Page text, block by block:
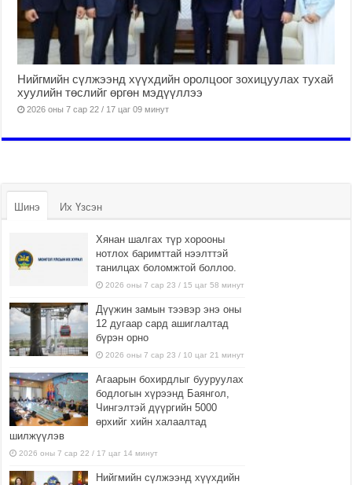
Нийгмийн сүлжээнд хүүхдийн оролцоог зохицуулах тухай
хуулийн төслийг өргөн мэдүүллээ
2026 оны 7 сар 22 / 17 цаг 09 минут
Шинэ Их Үзсэн
Хянан шалгах түр хорооны
нотлох баримттай нээлттэй
танилцах боломжтой боллоо.
2026 оны 7 сар 23 / 15 цаг 58 минут
Дүүжин замын тээвэр энэ оны
12 дугаар сард ашиглалтад
бүрэн орно
2026 оны 7 сар 23 / 10 цаг 21 минут
Агаарын бохирдлыг бууруулах
бодлогын хүрээнд Баянгол,
Чингэлтэй дүүргийн 5000
өрхийг хийн халаалтад
шилжүүлэв
2026 оны 7 сар 22 / 17 цаг 14 минут
Нийгмийн сүлжээнд хүүхдийн